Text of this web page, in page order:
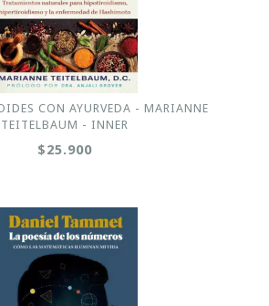
CON AYURVEDA - MARIANNE
TEITELBAUM - INNER
$25.900